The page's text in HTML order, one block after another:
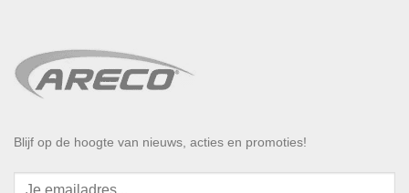
Blijf op de hoogte van nieuws, acties en promoties!